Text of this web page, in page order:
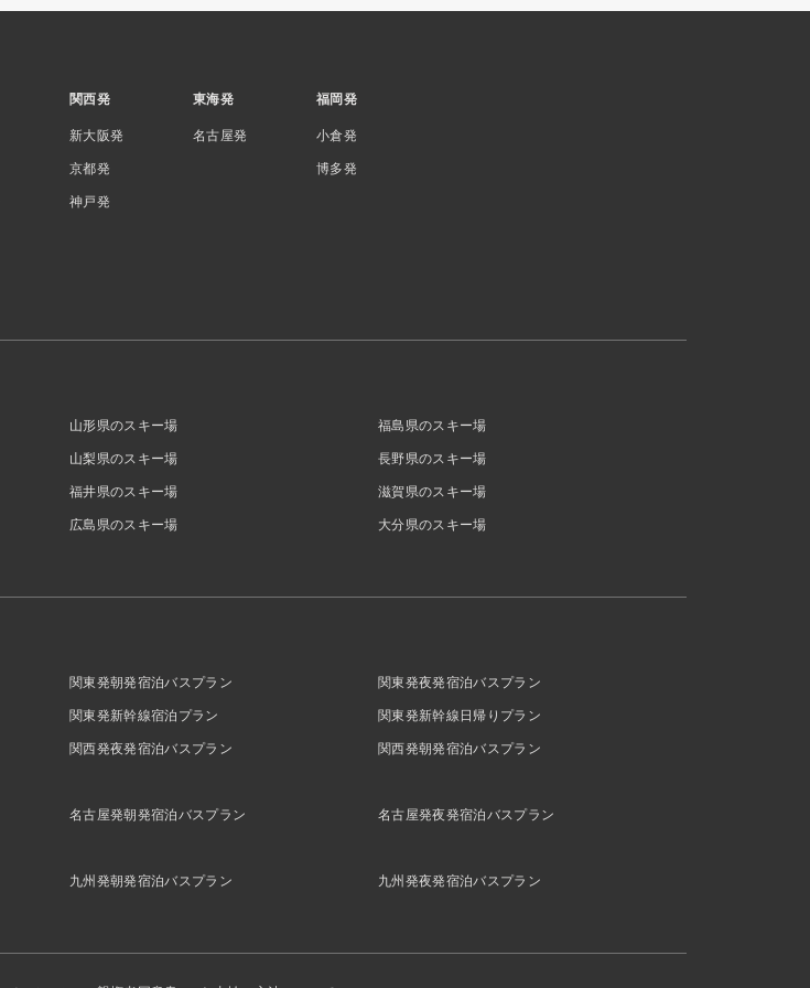
関西発
新大阪発
京都発
神戸発
東海発
名古屋発
福岡発
小倉発
博多発
山形県のスキー場 福島県のスキー場
山梨県のスキー場 長野県のスキー場
福井県のスキー場 滋賀県のスキー場
広島県のスキー場 大分県のスキー場
関東発朝発宿泊バスプラン 関東発夜発宿泊バスプラン
関東発新幹線宿泊プラン 関東発新幹線日帰りプラン
関西発夜発宿泊バスプラン 関西発朝発宿泊バスプラン
名古屋発朝発宿泊バスプラン 名古屋発夜発宿泊バスプラン
九州発朝発宿泊バスプラン 九州発夜発宿泊バスプラン